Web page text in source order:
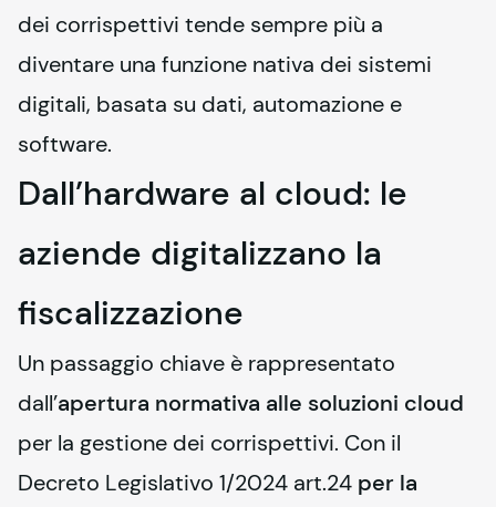
dei corrispettivi tende sempre più a
diventare una funzione nativa dei sistemi
digitali, basata su dati, automazione e
software.
Dall’hardware al cloud: le
aziende digitalizzano la
fiscalizzazione
Un passaggio chiave è rappresentato
dall’apertura normativa alle soluzioni cloud
per la gestione dei corrispettivi. Con il
Decreto Legislativo 1/2024 art.24 per la